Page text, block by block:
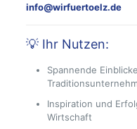
info@wirfuertoelz.de
💡 Ihr Nutzen:
Spannende
Inspiration und
Wirtschaft